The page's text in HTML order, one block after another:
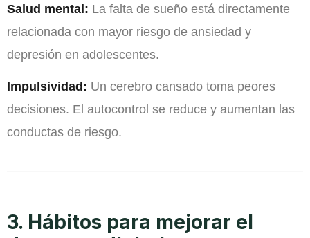
Salud mental: La falta de sueño está directamente
relacionada con mayor riesgo de ansiedad y
depresión en adolescentes.
Impulsividad: Un cerebro cansado toma peores
decisiones. El autocontrol se reduce y aumentan las
conductas de riesgo.
3. Hábitos para mejorar el